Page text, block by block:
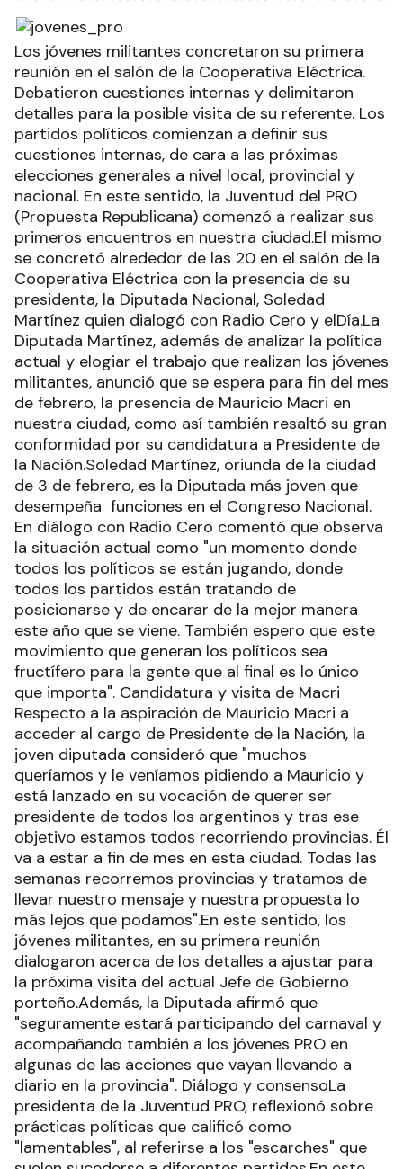
Los jóvenes militantes concretaron su primera
reunión en el salón de la Cooperativa Eléctrica.
Debatieron cuestiones internas y delimitaron
detalles para la posible visita de su referente. Los
partidos políticos comienzan a definir sus
cuestiones internas, de cara a las próximas
elecciones generales a nivel local, provincial y
nacional. En este sentido, la Juventud del PRO
(Propuesta Republicana) comenzó a realizar sus
primeros encuentros en nuestra ciudad.El mismo
se concretó alrededor de las 20 en el salón de la
Cooperativa Eléctrica con la presencia de su
presidenta, la Diputada Nacional, Soledad
Martínez quien dialogó con Radio Cero y elDía.La
Diputada Martínez, además de analizar la política
actual y elogiar el trabajo que realizan los jóvenes
militantes, anunció que se espera para fin del mes
de febrero, la presencia de Mauricio Macri en
nuestra ciudad, como así también resaltó su gran
conformidad por su candidatura a Presidente de
la Nación.Soledad Martínez, oriunda de la ciudad
de 3 de febrero, es la Diputada más joven que
desempeña funciones en el Congreso Nacional.
En diálogo con Radio Cero comentó que observa
la situación actual como "un momento donde
todos los políticos se están jugando, donde
todos los partidos están tratando de
posicionarse y de encarar de la mejor manera
este año que se viene. También espero que este
movimiento que generan los políticos sea
fructífero para la gente que al final es lo único
que importa". Candidatura y visita de Macri
Respecto a la aspiración de Mauricio Macri a
acceder al cargo de Presidente de la Nación, la
joven diputada consideró que "muchos
queríamos y le veníamos pidiendo a Mauricio y
está lanzado en su vocación de querer ser
presidente de todos los argentinos y tras ese
objetivo estamos todos recorriendo provincias. Él
va a estar a fin de mes en esta ciudad. Todas las
semanas recorremos provincias y tratamos de
llevar nuestro mensaje y nuestra propuesta lo
más lejos que podamos".En este sentido, los
jóvenes militantes, en su primera reunión
dialogaron acerca de los detalles a ajustar para
la próxima visita del actual Jefe de Gobierno
porteño.Además, la Diputada afirmó que
"seguramente estará participando del carnaval y
acompañando también a los jóvenes PRO en
algunas de las acciones que vayan llevando a
diario en la provincia". Diálogo y consensoLa
presidenta de la Juventud PRO, reflexionó sobre
prácticas políticas que calificó como
"lamentables", al referirse a los "escarches" que